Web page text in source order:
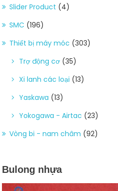
Slider Product (4)
SMC (196)
Thiết bị máy móc (303)
Trợ động cơ (35)
Xi lanh các loại (13)
Yaskawa (13)
Yokogawa - Airtac (23)
Vòng bi - nam châm (92)
Bulong nhựa